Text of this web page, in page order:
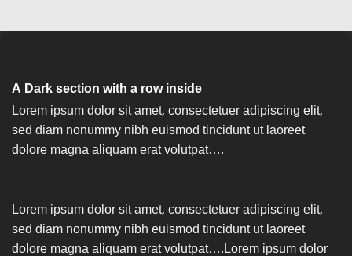
A Dark section with a row inside
Lorem ipsum dolor sit amet, consectetuer adipiscing elit,
sed diam nonummy nibh euismod tincidunt ut laoreet
dolore magna aliquam erat volutpat….
Lorem ipsum dolor sit amet, consectetuer adipiscing elit,
sed diam nonummy nibh euismod tincidunt ut laoreet
dolore magna aliquam erat volutpat….Lorem ipsum dolor